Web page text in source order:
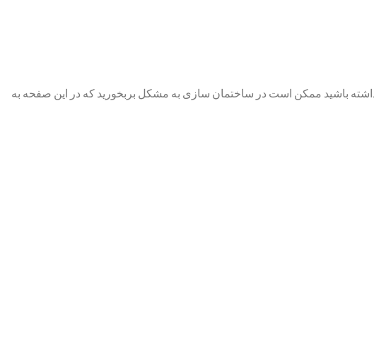
باشید ممکن است در ساختمان سازی به مشکل بربخورید که در این صفحه به